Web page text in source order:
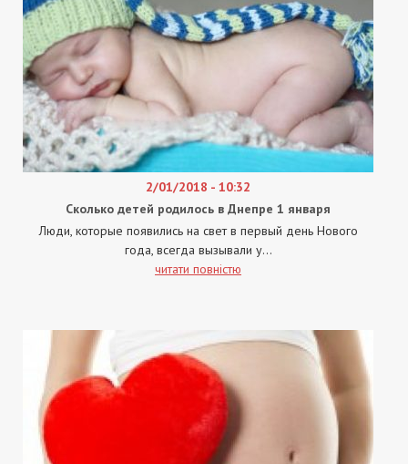
2/01/2018 - 10:32
Сколько детей родилось в Днепре 1 января
Люди, которые появились на свет в первый день Нового
года, всегда вызывали у...
читати повністю